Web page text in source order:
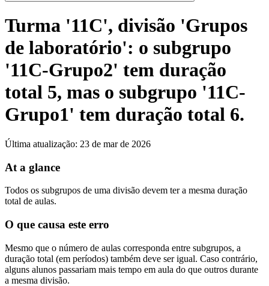
Turma '11C', divisão 'Grupos
de laboratório': o subgrupo
'11C-Grupo2' tem duração
total 5, mas o subgrupo '11C-
Grupo1' tem duração total 6.
Última atualização: 23 de mar de 2026
At a glance
Todos os subgrupos de uma divisão devem ter a mesma duração
total de aulas.
O que causa este erro
Mesmo que o número de aulas corresponda entre subgrupos, a
duração total (em períodos) também deve ser igual. Caso contrário,
alguns alunos passariam mais tempo em aula do que outros durante
a mesma divisão.